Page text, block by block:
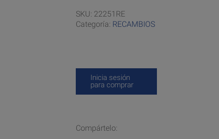
SKU: 22251RE
Categoría: RECAMBIOS
Inicia sesión
para comprar
Compártelo: